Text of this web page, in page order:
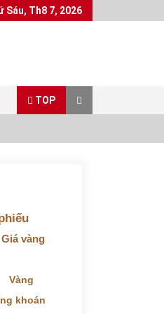
Sáu, Th8 7, 2026
TOP
xuất khẩu nhiều
đất ở Thanh Hoá
2022: Top 10 cổ
Giá vàng
Vàng
khoán